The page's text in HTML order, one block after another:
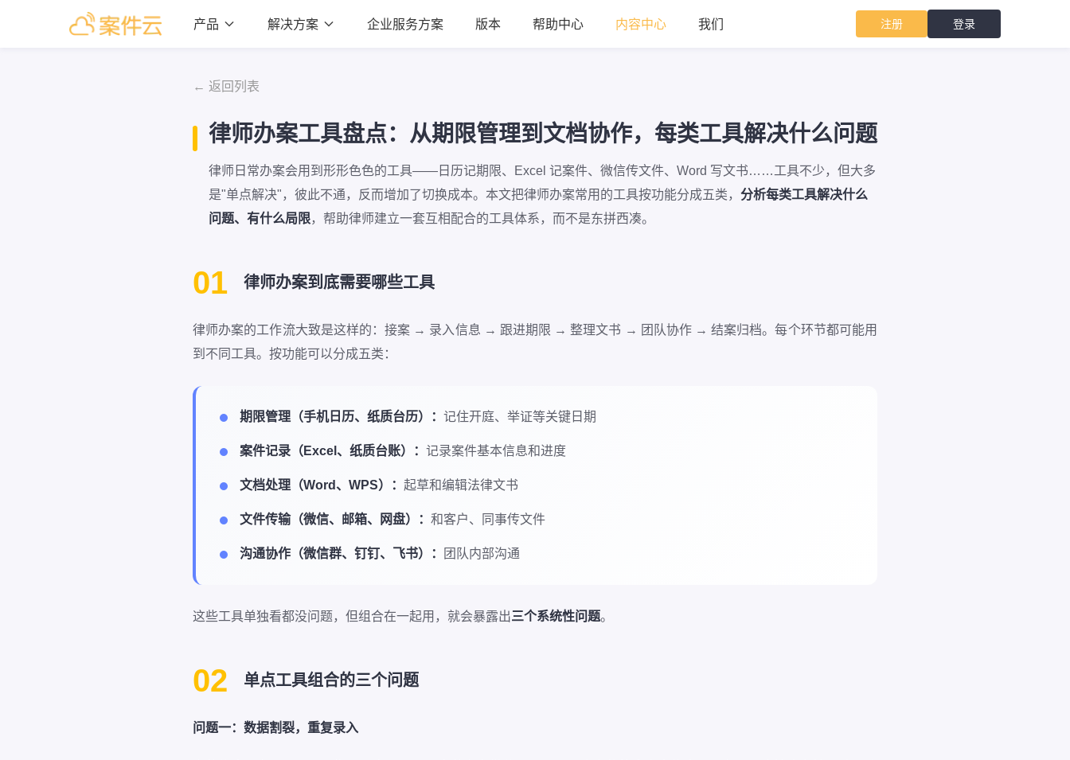
产品  解决方案  企业服务方案 版本 帮助中心 内容中心 我们 注册 登录
← 返回列表
律师办案工具盘点：从期限管理到文档协作，每类工具解决什么问题
律师日常办案会用到形形色色的工具——日历记期限、Excel 记案件、微信传文件、Word 写文书……工具不少，但大多
是"单点解决"，彼此不通，反而增加了切换成本。本文把律师办案常用的工具按功能分成五类， 分析每类工具解决什么
问题、有什么局限，帮助律师建立一套互相配合的工具体系，而不是东拼西凑。
01 律师办案到底需要哪些工具
律师办案的工作流大致是这样的：接案 → 录入信息 → 跟进期限 → 整理文书 → 团队协作 → 结案归档。每个环节都可能用
到不同工具。按功能可以分成五类：
期限管理（手机日历、纸质台历）： 记住开庭、举证等关键日期
案件记录（Excel、纸质台账）： 记录案件基本信息和进度
文档处理（Word、WPS）： 起草和编辑法律文书
文件传输（微信、邮箱、网盘）： 和客户、同事传文件
沟通协作（微信群、钉钉、飞书）： 团队内部沟通
这些工具单独看都没问题，但组合在一起用，就会暴露出三个系统性问题。
02 单点工具组合的三个问题
问题一：数据割裂，重复录入